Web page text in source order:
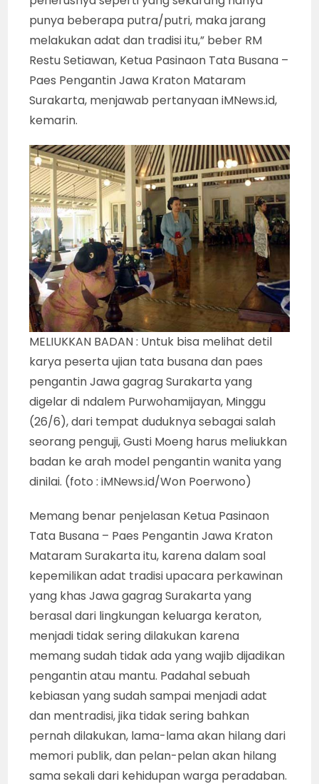
punya beberapa putra/putri, maka jarang
melakukan adat dan tradisi itu,” beber RM
Restu Setiawan, Ketua Pasinaon Tata Busana –
Paes Pengantin Jawa Kraton Mataram
Surakarta, menjawab pertanyaan iMNews.id,
kemarin.
MELIUKKAN BADAN : Untuk bisa melihat detil
karya peserta ujian tata busana dan paes
pengantin Jawa gagrag Surakarta yang
digelar di ndalem Purwohamijayan, Minggu
(26/6), dari tempat duduknya sebagai salah
seorang penguji, Gusti Moeng harus meliukkan
badan ke arah model pengantin wanita yang
dinilai. (foto : iMNews.id/Won Poerwono)
Memang benar penjelasan Ketua Pasinaon
Tata Busana – Paes Pengantin Jawa Kraton
Mataram Surakarta itu, karena dalam soal
kepemilikan adat tradisi upacara perkawinan
yang khas Jawa gagrag Surakarta yang
berasal dari lingkungan keluarga keraton,
menjadi tidak sering dilakukan karena
memang sudah tidak ada yang wajib dijadikan
pengantin atau mantu. Padahal sebuah
kebiasan yang sudah sampai menjadi adat
dan mentradisi, jika tidak sering bahkan
pernah dilakukan, lama-lama akan hilang dari
memori publik, dan pelan-pelan akan hilang
sama sekali dari kehidupan warga peradaban.